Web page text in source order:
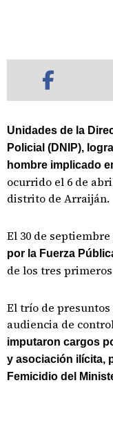
Unidades de la
Policial (DNIP),
hombre implicado
ocurrido el 6 de
distrito de Arraiján.
El 30 de
por la Fuerza
de los tres
El trío de
audiencia de
imputaron cargos
y asociación ilícita,
Femicidio del